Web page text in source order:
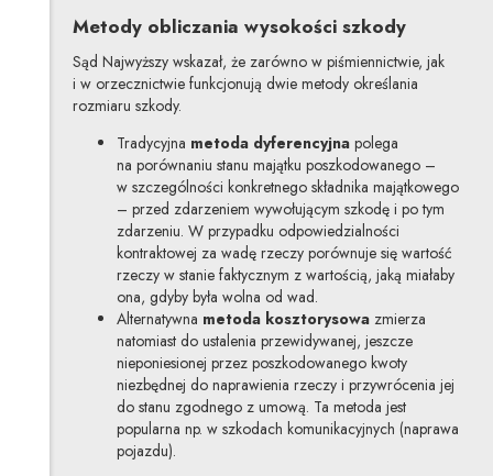
Metody obliczania wysokości szkody
Sąd Najwyższy wskazał, że zarówno w piśmiennictwie, jak
i w orzecznictwie funkcjonują dwie metody określania
rozmiaru szkody.
Tradycyjna metoda dyferencyjnapolega
na porównaniu stanu majątku poszkodowanego –
w szczególności konkretnego składnika majątkowego
– przed zdarzeniem wywołującym szkodę i po tym
zdarzeniu. W przypadku odpowiedzialności
kontraktowej za wadę rzeczy porównuje się wartość
rzeczy w stanie faktycznym z wartością, jaką miałaby
ona, gdyby była wolna od wad.
Alternatywna metoda kosztorysowazmierza
natomiast do ustalenia przewidywanej, jeszcze
nieponiesionej przez poszkodowanego kwoty
niezbędnej do naprawienia rzeczy i przywrócenia jej
do stanu zgodnego z umową. Ta metoda jest
popularna np. w szkodach komunikacyjnych (naprawa
pojazdu).